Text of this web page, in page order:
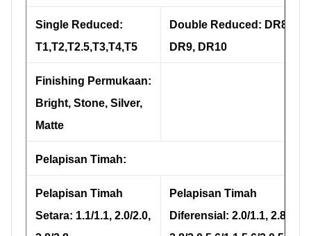
Single Reduced:
T1,T2,T2.5,T3,T4,T5
Double Reduced: DR8,
DR9, DR10
Finishing Permukaan:
Bright, Stone, Silver,
Matte
Pelapisan Timah:
Pelapisan Timah
Setara: 1.1/1.1, 2.0/2.0,
Pelapisan Timah
Diferensial: 2.0/1.1, 2.8/1.1,